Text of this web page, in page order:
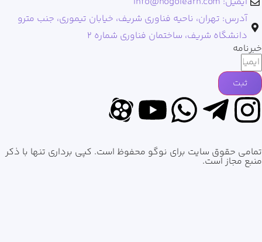
آدرس: تهران، ناحیه فناوری شریف، خیابان تیموری، جنب مترو
دانشگاه شریف، ساختمان فناوری شماره ۲
خبرنامه
ثبت
تمامی حقوق سایت برای نوگو محفوظ است. کپی برداری تنها با ذکر
منبع مجاز است.